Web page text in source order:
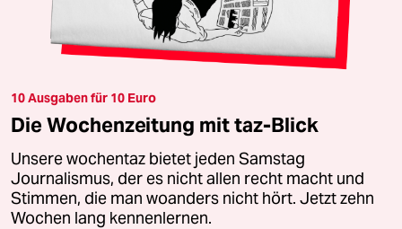
10 Ausgaben für 10 Euro
Die Wochenzeitung mit taz-Blick
Unsere wochentaz bietet jeden Samstag
Journalismus, der es nicht allen recht macht und
Stimmen, die man woanders nicht hört. Jetzt zehn
Wochen lang kennenlernen.